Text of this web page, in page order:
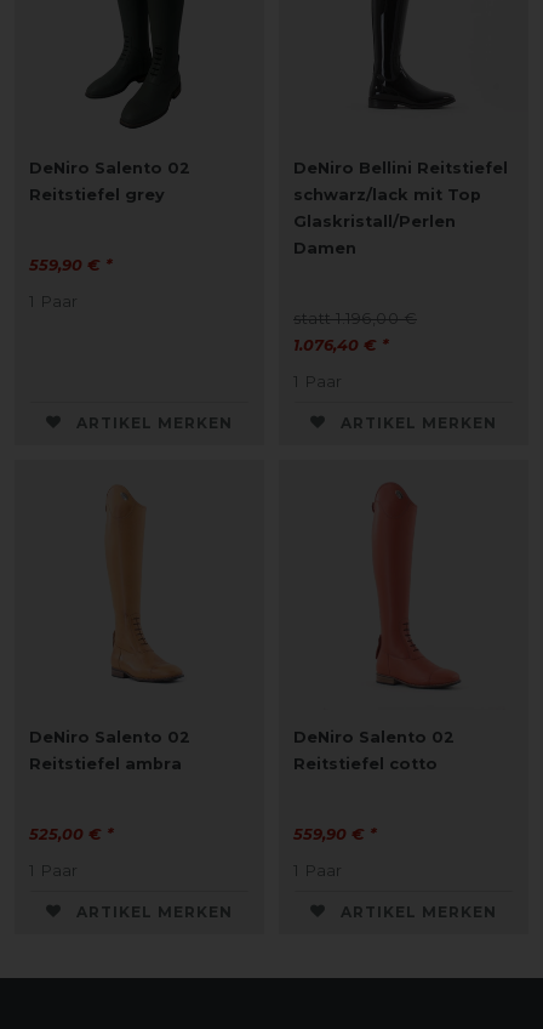
DeNiro Salento 02
Reitstiefel grey
559,90 € *
1 Paar
ARTIKEL MERKEN
DeNiro Bellini Reitstiefel
schwarz/lack mit Top
Glaskristall/Perlen
Damen
statt 1.196,00 €
1.076,40 € *
1 Paar
ARTIKEL MERKEN
DeNiro Salento 02
Reitstiefel ambra
525,00 € *
1 Paar
ARTIKEL MERKEN
DeNiro Salento 02
Reitstiefel cotto
559,90 € *
1 Paar
ARTIKEL MERKEN